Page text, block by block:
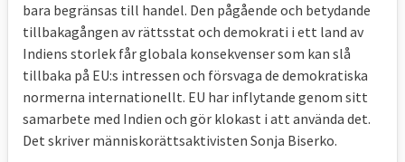
bara begränsas till handel. Den pågående och betydande
tillbakagången av rättsstat och demokrati i ett land av
Indiens storlek får globala konsekvenser som kan slå
tillbaka på EU:s intressen och försvaga de demokratiska
normerna internationellt. EU har inflytande genom sitt
samarbete med Indien och gör klokast i att använda det.
Det skriver människorättsaktivisten Sonja Biserko.